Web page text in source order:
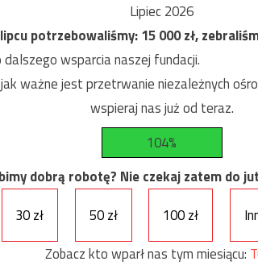
Lipiec 2026
potrzebowaliśmy:15 000zł,
dalszego wsparcia naszej fundacji.
ważne jest przetrwanie niezależnych
wspieraj nas już od teraz.
104%
dobrą robotę? Nie czekaj zatem do
30 zł
50 zł 100 zł
Zobacz kto wparł nas tym miesiącu: